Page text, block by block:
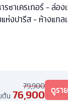
ซาเครเกอร์ - ล่อง
ห่งปารีส - ห้างแกล
79,900
ต้น 76,900 ดูรา